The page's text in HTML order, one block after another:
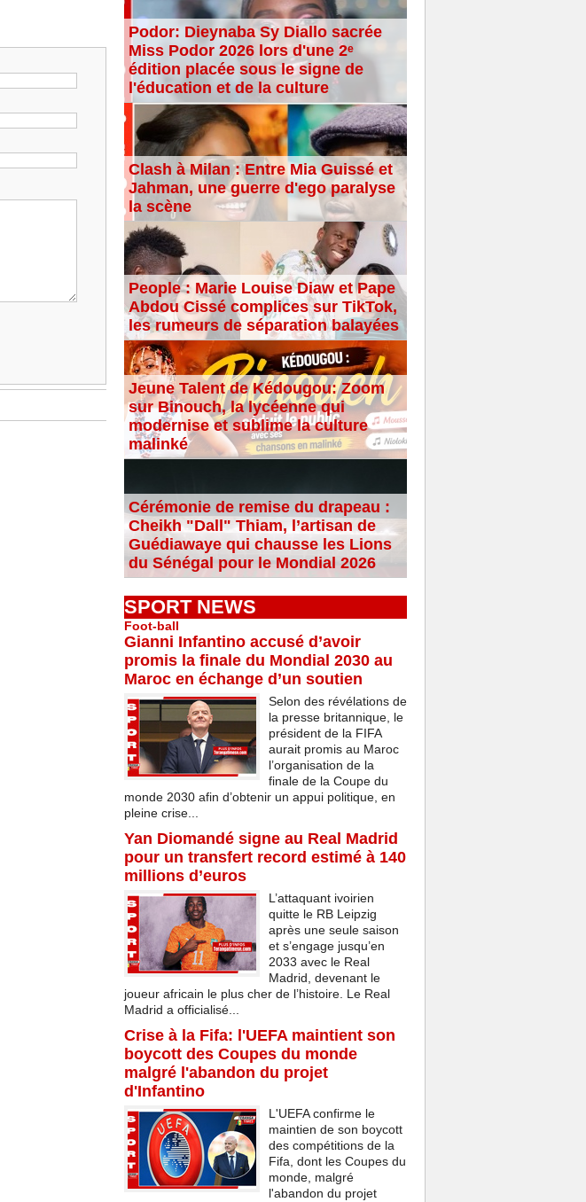
Podor: Dieynaba Sy Diallo sacrée
Miss Podor 2026 lors d'une 2ᵉ
édition placée sous le signe de
l'éducation et de la culture
Clash à Milan : Entre Mia Guissé et
Jahman, une guerre d'ego paralyse
la scène
People : Marie Louise Diaw et Pape
Abdou Cissé complices sur TikTok,
les rumeurs de séparation balayées
Jeune Talent de Kédougou: Zoom
sur Binouch, la lycéenne qui
modernise et sublime la culture
malinké
Cérémonie de remise du drapeau :
Cheikh "Dall" Thiam, l’artisan de
Guédiawaye qui chausse les Lions
du Sénégal pour le Mondial 2026
SPORT NEWS
Foot-ball
Gianni Infantino accusé d’avoir
promis la finale du Mondial 2030 au
Maroc en échange d’un soutien
Selon des révélations de
la presse britannique, le
président de la FIFA
aurait promis au Maroc
l’organisation de la
finale de la Coupe du
monde 2030 afin d’obtenir un appui politique, en
pleine crise...
Yan Diomandé signe au Real Madrid
pour un transfert record estimé à 140
millions d’euros
L’attaquant ivoirien
quitte le RB Leipzig
après une seule saison
et s’engage jusqu’en
2033 avec le Real
Madrid, devenant le
joueur africain le plus cher de l’histoire. Le Real
Madrid a officialisé...
Crise à la Fifa: l'UEFA maintient son
boycott des Coupes du monde
malgré l'abandon du projet
d'Infantino
L'UEFA confirme le
maintien de son boycott
des compétitions de la
Fifa, dont les Coupes du
monde, malgré
l'abandon du projet